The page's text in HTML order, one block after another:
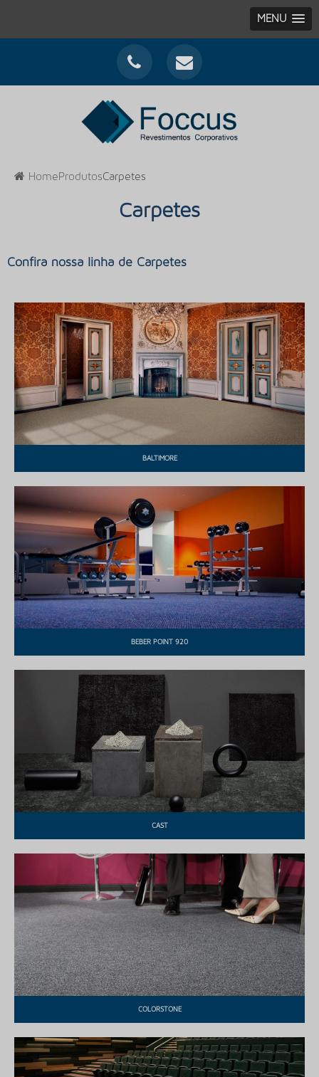
MENU
HomeProdutosCarpetes
Carpetes
Confira nossa linha de Carpetes
BALTIMORE
BEBER POINT 920
CAST
COLORSTONE